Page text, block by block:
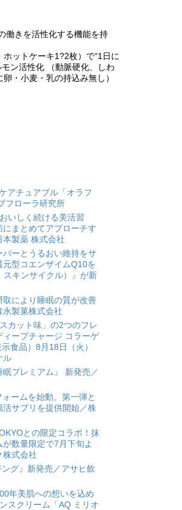
働きを活性化する機能を持
ットケーキ1?2枚）で“1日に
ン活性化 （動脈硬化、しわ
・小麦・乳の持込み無し）
アチュアブル「オラフ
フローラ研究所
いしく続ける美活習
まとめてアプローチす
本製薬 株式会社
ーとうるおい維持をサ
型コエンザイムQ10を
キンサイクル）』が新
により睡眠の質が改善
製菓株式会社
カット味」の2つのフレ
ープチャージ コラーゲ
食品）8月18日（火）
ル
プレミアム』 新発売／
ームを始動。第一弾と
活サプリを提供開始／株
との限定コラボ！抹
数量限定で7月下旬よ
株式会社
ング』新発売／アサヒ飲
年美肌への想いを込め
スクリーム「AQ ミリオ